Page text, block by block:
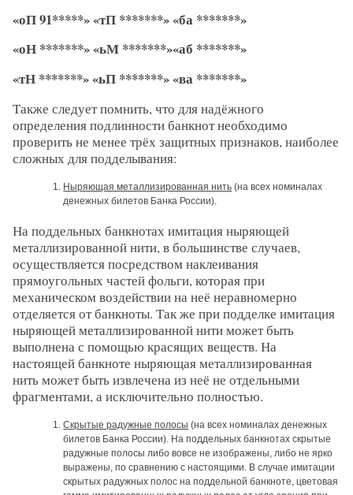
«оП 91*****» «тП *******» «ба *******»
«оН *******» «ьМ *******»«аб *******»
«тН *******» «ьП *******» «ва *******»
Также следует помнить, что для надёжного
определения подлинности банкнот необходимо
проверить не менее трёх защитных признаков, наиболее
сложных для подделывания:
Ныряющая металлизированная нить (на всех номиналах
денежных билетов Банка России).
На поддельных банкнотах имитация ныряющей
металлизированной нити, в большинстве случаев,
осуществляется посредством наклеивания
прямоугольных частей фольги, которая при
механическом воздействии на неё неравномерно
отделяется от банкноты. Так же при подделке имитация
ныряющей металлизированной нити может быть
выполнена с помощью красящих веществ. На
настоящей банкноте ныряющая металлизированная
нить может быть извлечена из неё не отдельными
фрагментами, а исключительно полностью.
Скрытые радужные полосы (на всех номиналах денежных
билетов Банка России). На поддельных банкнотах скрытые
радужные полосы либо вовсе не изображены, либо не ярко
выражены, по сравнению с настоящими. В случае имитации
скрытых радужных полос на поддельной банкноте, цветовая